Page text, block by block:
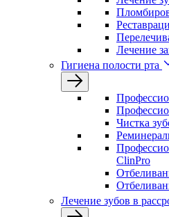
Лечение
Гигиена полости рта
Чистка
ClinPro
Лечение зубов в